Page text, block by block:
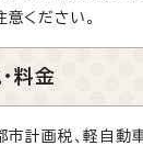
ください。
料金
市計画税、軽自動